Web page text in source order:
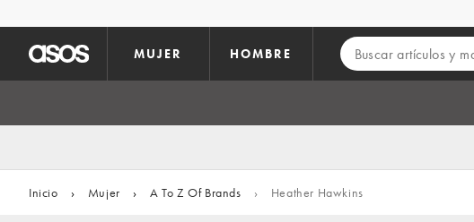
MUJER HOMBRE
Inicio › Mujer › A To Z Of Brands › Heather Hawkins